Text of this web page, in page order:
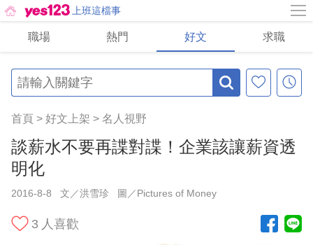
上班這檔事
職場 熱門 好文 求職
首頁 > 好文上架 > 名人視野
談薪水不要再諜對諜！企業該讓薪資透
明化
2016-8-8 文／洪雪珍 圖／Pictures of Money
3 人喜歡